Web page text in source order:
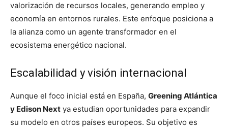
valorización de recursos locales, generando empleo y
economía en entornos rurales. Este enfoque posiciona a
la alianza como un agente transformador en el
ecosistema energético nacional.
Escalabilidad y visión internacional
Aunque el foco inicial está en España, Greening Atlántica
y Edison Next ya estudian oportunidades para expandir
su modelo en otros países europeos. Su objetivo es